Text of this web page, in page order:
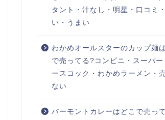
タント・汁なし・明星・口コミ
い・うまい
わかめオールスターのカップ麺
で売ってる?コンビニ・スーパー
ースコック・わかめラーメン・
ない
バーモントカレーはどこで売っ